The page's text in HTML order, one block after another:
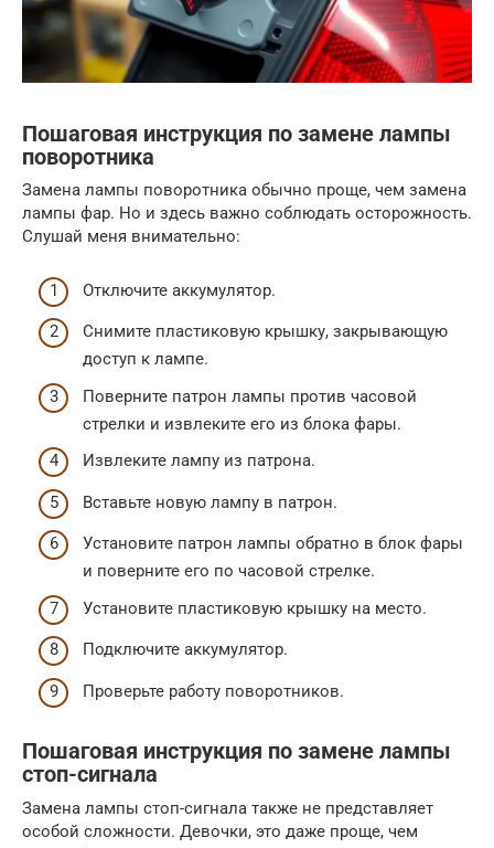
Пошаговая инструкция по замене лампы
поворотника
Замена лампы поворотника обычно проще, чем замена
лампы фар. Но и здесь важно соблюдать осторожность.
Слушай меня внимательно:
Отключите аккумулятор.
Снимите пластиковую крышку, закрывающую
доступ к лампе.
Поверните патрон лампы против часовой
стрелки и извлеките его из блока фары.
Извлеките лампу из патрона.
Вставьте новую лампу в патрон.
Установите патрон лампы обратно в блок фары
и поверните его по часовой стрелке.
Установите пластиковую крышку на место.
Подключите аккумулятор.
Проверьте работу поворотников.
Пошаговая инструкция по замене лампы
стоп-сигнала
Замена лампы стоп-сигнала также не представляет
особой сложности. Девочки, это даже проще, чем